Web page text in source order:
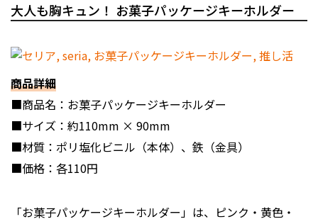
大人も胸キュン！ お菓子パッケージキーホルダー
商品詳細
■商品名：お菓子パッケージキーホルダー
■サイズ：約110mm × 90mm
■材質：ポリ塩化ビニル（本体）、鉄（金具）
■価格：各110円
「お菓子パッケージキーホルダー」は、ピンク・黄色・